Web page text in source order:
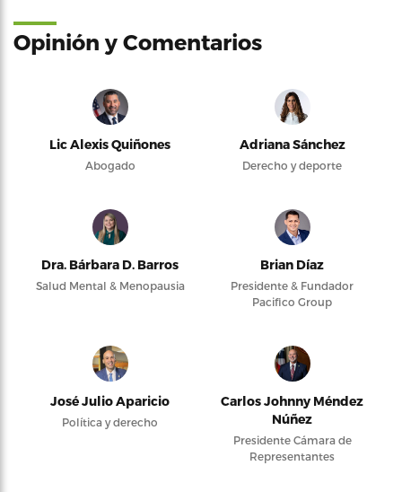
Opinión y Comentarios
Lic Alexis Quiñones
Abogado
Adriana Sánchez
Derecho y deporte
Dra. Bárbara D. Barros
Salud Mental & Menopausia
Brian Díaz
Presidente & Fundador
Pacifico Group
José Julio Aparicio
Política y derecho
Carlos Johnny Méndez
Núñez
Presidente Cámara de
Representantes